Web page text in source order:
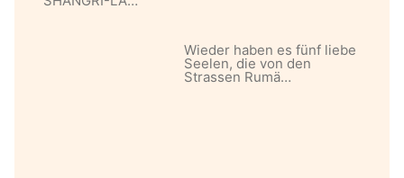
Wieder haben es fünf liebe
Seelen, die von den
Strassen Rumä…